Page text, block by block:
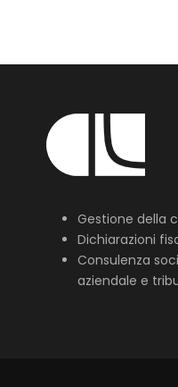
Gestione della
Dichiarazioni
Consulenza
aziendale e